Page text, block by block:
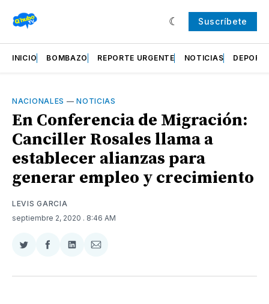
Suscríbete
INICIO BOMBAZO REPORTE URGENTE NOTICIAS
NACIONALES —NOTICIAS
En Conferencia de Migración:
Canciller Rosales llama a
establecer alianzas para
generar empleo y crecimiento
LEVIS GARCIA
septiembre 2, 2020 . 8:46 AM
Compartir
Twitter
Compartir
Facebook
Compartir
LinkedIn
Compartir
Email